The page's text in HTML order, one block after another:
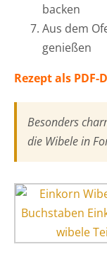
backen
Aus dem
genießen
Rezept als
Besonders
die Wibele in